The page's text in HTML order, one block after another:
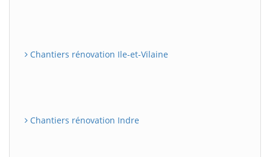
Chantiers rénovation Ile-et-Vilaine
Chantiers rénovation Indre